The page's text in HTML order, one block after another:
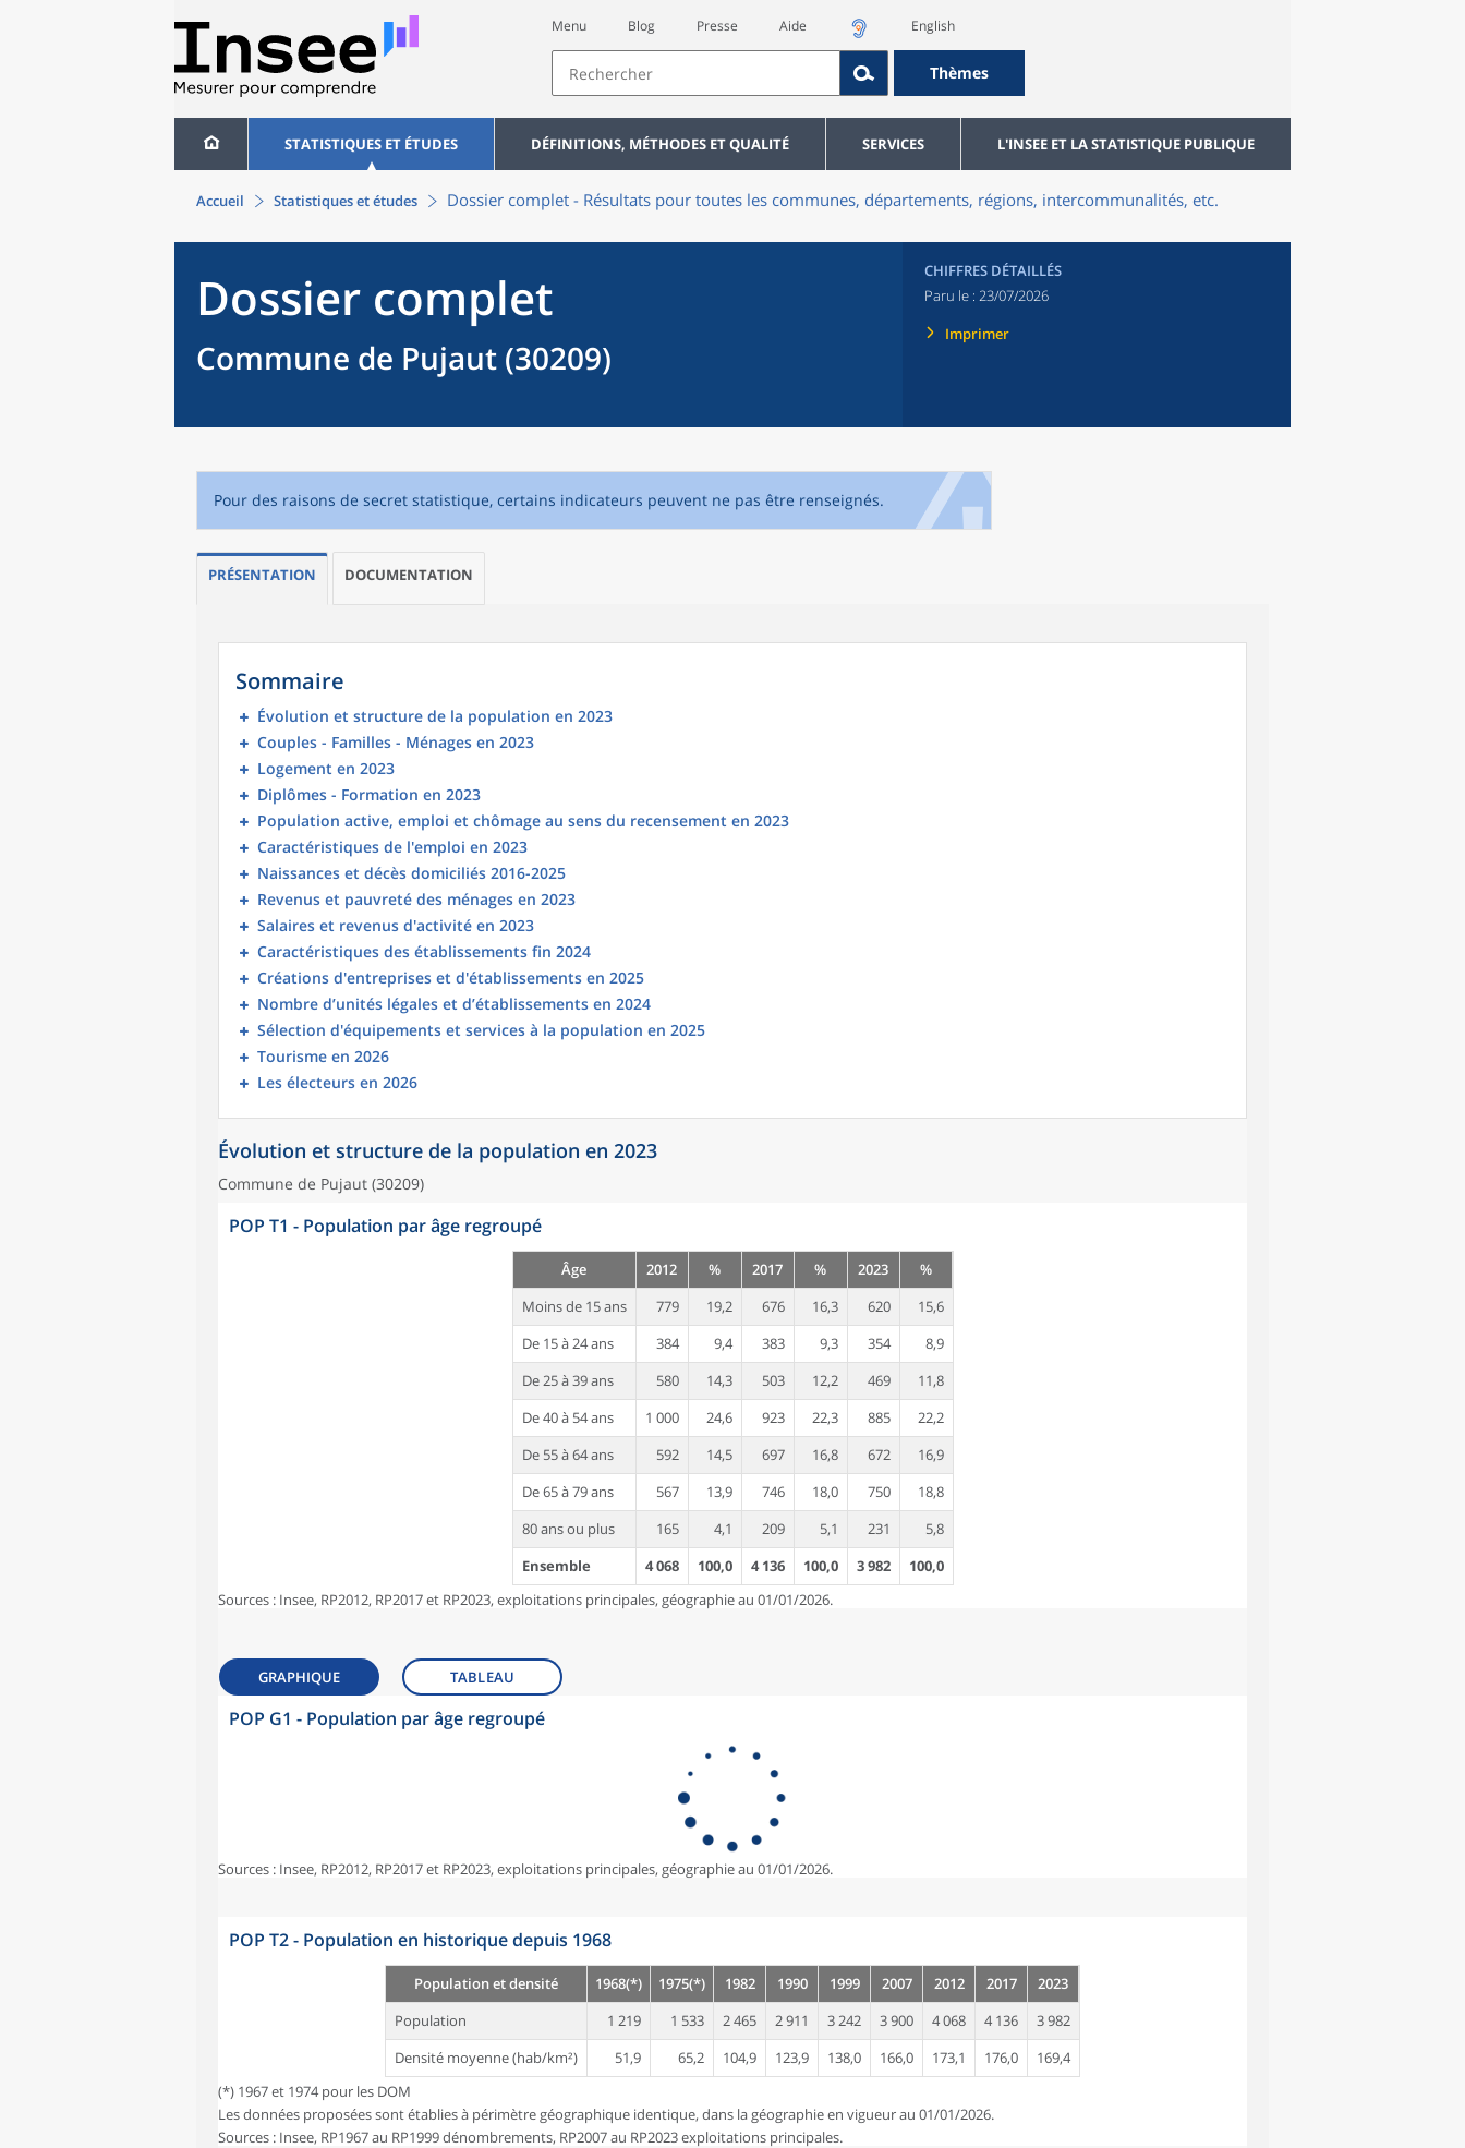
Menu Blog Presse Aide English
Thèmes
STATISTIQUES ET ÉTUDES DÉFINITIONS, MÉTHODES ET QUALITÉ SERVICES L'INSEE ET LA STATISTIQUE PUBLIQUE
Accueil Statistiques et études Dossier complet - Résultats pour toutes les communes, départements, régions, intercommunalités, etc.
Dossier complet
Commune de Pujaut (30209)
CHIFFRES DÉTAILLÉS
Paru le : 23/07/2026
Imprimer
Pour des raisons de secret statistique, certains indicateurs peuvent ne pas être renseignés.
PRÉSENTATION DOCUMENTATION
Sommaire
Évolution et structure de la population en 2023
Couples - Familles - Ménages en 2023
Logement en 2023
Diplômes - Formation en 2023
Population active, emploi et chômage au sens du recensement en 2023
Caractéristiques de l'emploi en 2023
Naissances et décès domiciliés 2016-2025
Revenus et pauvreté des ménages en 2023
Salaires et revenus d'activité en 2023
Caractéristiques des établissements fin 2024
Créations d'entreprises et d'établissements en 2025
Nombre d’unités légales et d’établissements en 2024
Sélection d'équipements et services à la population en 2025
Tourisme en 2026
Les électeurs en 2026
Évolution et structure de la population en 2023
Commune de Pujaut (30209)
POP T1 - Population par âge regroupé
Âge 2012 % 2017 % 2023
%
Moins de 15 ans
779 19,2 676 16,3 620
15,6
De 15 à 24 ans
384 9,4 383 9,3 354
8,9
De 25 à 39 ans
580 14,3 503 12,2 469
11,8
De 40 à 54 ans
1 000 24,6 923 22,3 885
22,2
De 55 à 64 ans
592 14,5 697 16,8 672
16,9
De 65 à 79 ans
567 13,9 746 18,0 750
18,8
80 ans ou plus
165 4,1 209 5,1 231
5,8
Ensemble
4 068 100,0 4 136 100,0 3 982
100,0
Sources : Insee, RP2012, RP2017 et RP2023, exploitations principales, géographie au 01/01/2026.
GRAPHIQUE TABLEAU
POP G1 - Population par âge regroupé
Sources : Insee, RP2012, RP2017 et RP2023, exploitations principales, géographie au 01/01/2026.
POP T2 - Population en historique depuis 1968
Population et densité 1968(*) 1975(*) 1982 1990 1999 2007 2012 2017
2023
Population
1 219 1 533 2 465 2 911 3 242 3 900 4 068 4 136
3 982
Densité moyenne (hab/km²)
51,9 65,2 104,9 123,9 138,0 166,0 173,1 176,0
169,4
(*) 1967 et 1974 pour les DOM
Les données proposées sont établies à périmètre géographique identique, dans la géographie en vigueur au 01/01/2026.
Sources : Insee, RP1967 au RP1999 dénombrements, RP2007 au RP2023 exploitations principales.